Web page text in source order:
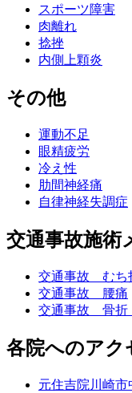
スポーツ障害
肉離れ
捻挫
内側上顆炎
その他
運動不足
眼精疲労
冷え性
肋間神経痛
自律神経失調症
交通事故施術
交通事故 むち
交通事故 腰痛
交通事故 骨折
各院へのアク
元住吉院 川崎市